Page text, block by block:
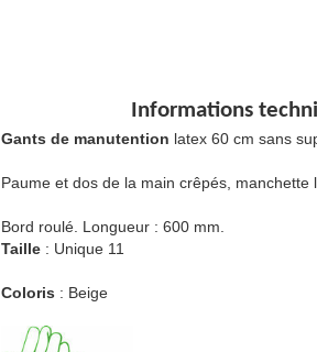
Informations
Gants de manutention latex 60 cm sans
Paume et dos de la main crêpés, manchette
Bord roulé. Longueur : 600 mm.
Taille : Unique 11
Coloris : Beige